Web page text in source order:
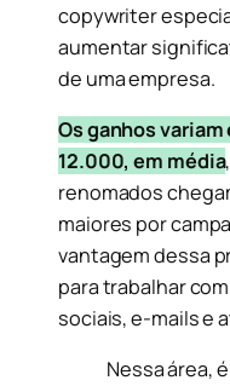
copywriter
aumentar
de uma empresa.
Os ganhos
12.000, em média
renomados
maiores por
vantagem dessa
para trabalhar
sociais, e-mails e
Nessa área,